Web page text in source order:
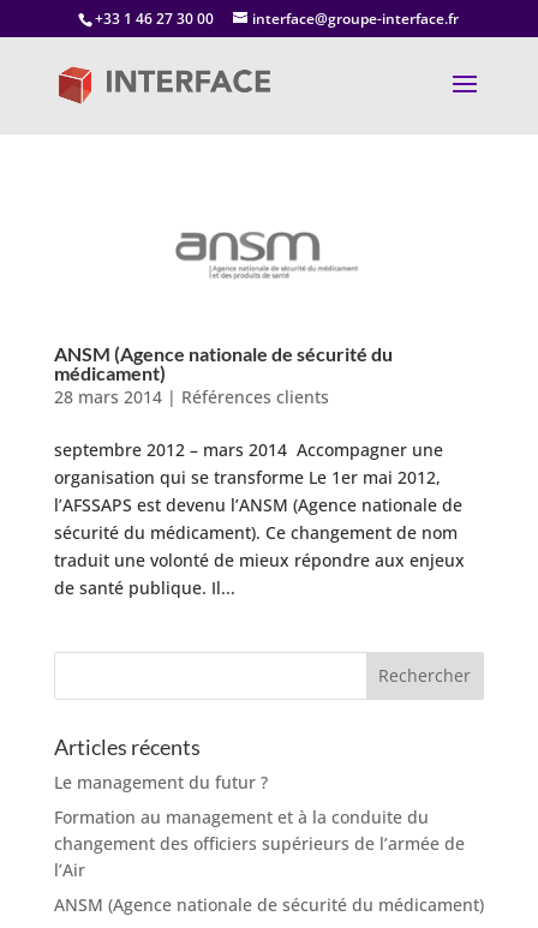
+33 1 46 27 30 00 interface@groupe-interface.fr
ANSM (Agence nationale de sécurité du
médicament)
28 mars 2014| Références clients
septembre 2012 – mars 2014 Accompagner une
organisation qui se transforme Le 1er mai 2012,
l’AFSSAPS est devenu l’ANSM (Agence nationale de
sécurité du médicament). Ce changement de nom
traduit une volonté de mieux répondre aux enjeux
de santé publique. Il...
Articles récents
Le management du futur ?
Formation au management et à la conduite du
changement des officiers supérieurs de l’armée de
l’Air
ANSM (Agence nationale de sécurité du médicament)